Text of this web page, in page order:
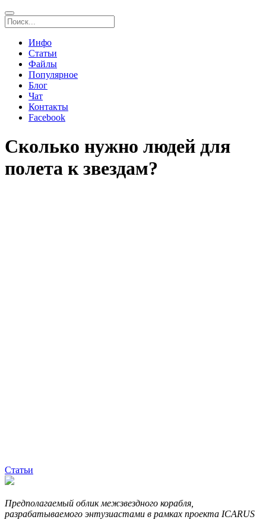
Инфо
Статьи
Файлы
Популярное
Блог
Чат
Контакты
Facebook
Сколько нужно людей для
полета к звездам?
Статьи
Предполагаемый облик межзвездного корабля,
разрабатываемого энтузиастами в рамках проекта ICARUS